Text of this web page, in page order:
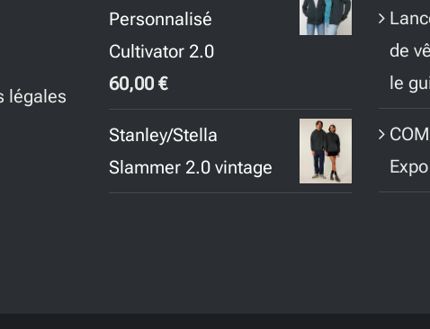
légales
Personnalisé
Cultivator 2.0
60,00€
Stanley/Stella
Slammer 2.0 vintage
de
le
Expo